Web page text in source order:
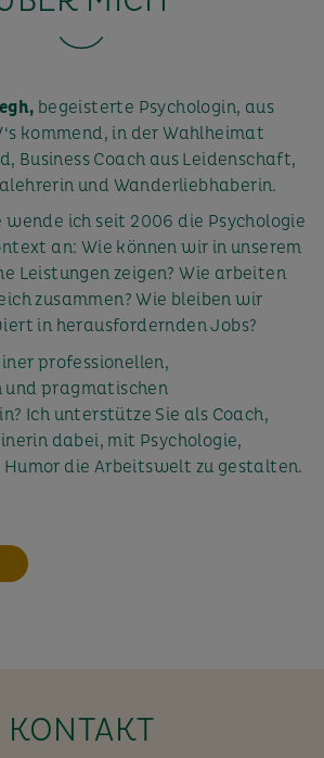
begeisterte Psychologin, aus
kommend, in der Wahlheimat
Business Coach aus Leidenschaft,
und Wanderliebhaberin.
wende ich seit 2006 die Psychologie
an: Wie können wir in unserem
Leistungen zeigen? Wie arbeiten
zusammen? Wie bleiben wir
in herausfordernden Jobs?
professionellen,
pragmatischen
Ich unterstütze Sie als Coach,
dabei, mit Psychologie,
Humor die Arbeitswelt zu gestalten.
KONTAKT